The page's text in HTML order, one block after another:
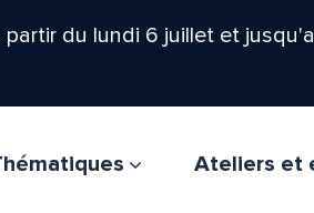
du lundi 6 juillet et
Ateliers et